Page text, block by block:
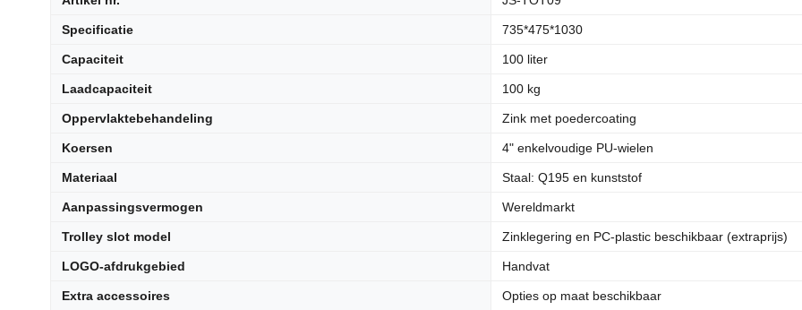
Specificatie 735*475*1030
Capaciteit 100 liter
Laadcapaciteit 100 kg
Oppervlaktebehandeling Zink met poedercoating
Koersen 4" enkelvoudige PU-wielen
Materiaal Staal: Q195 en kunststof
Aanpassingsvermogen Wereldmarkt
Trolley slot model Zinklegering en PC-plastic beschikbaar (extraprijs)
LOGO-afdrukgebied Handvat
Extra accessoires Opties op maat beschikbaar